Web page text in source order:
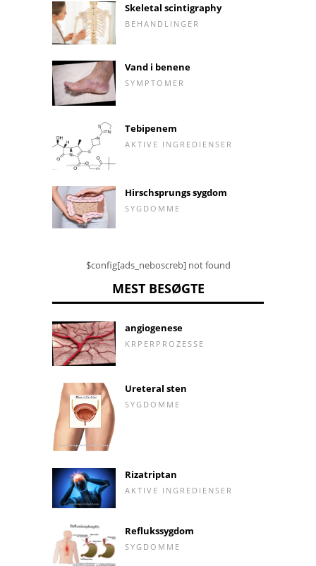
Skeletal scintigraphy
BEHANDLINGER
Vand i benene
SYMPTOMER
Tebipenem
AKTIVE INGREDIENSER
Hirschsprungs sygdom
SYGDOMME
$config[ads_neboscreb] not found
MEST BESØGTE
angiogenese
KRPERPROZESSE
Ureteral sten
SYGDOMME
Rizatriptan
AKTIVE INGREDIENSER
Reflukssygdom
SYGDOMME